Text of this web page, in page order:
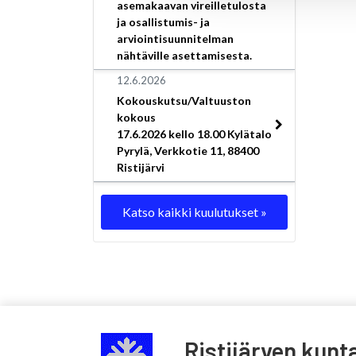
asemakaavan vireilletulosta
ja osallistumis- ja
arviointisuunnitelman
nähtäville asettamisesta.
12.6.2026
Kokouskutsu/Valtuuston
kokous
17.6.2026 kello 18.00 Kylätalo
Pyrylä, Verkkotie 11, 88400
Ristijärvi
Katso kaikki kuulutukset »